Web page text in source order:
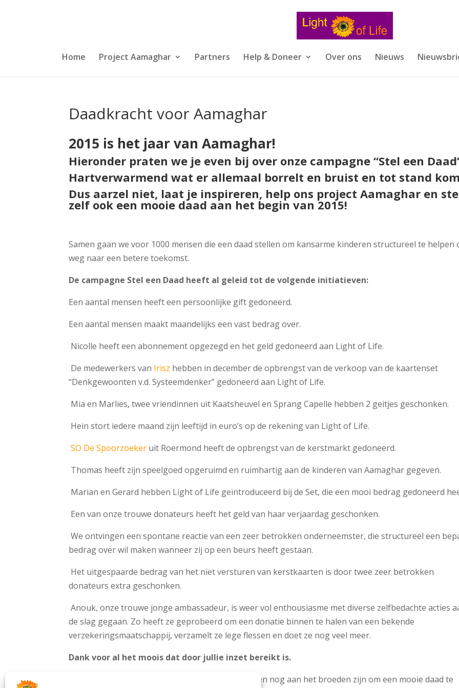
Home Project Aamaghar Partners Help & Doneer Over ons Nieuws
Daadkracht voor Aamaghar
2015 is het jaar van Aamaghar!
Hieronder praten we je even bij over onze campagne “Stel een
Hartverwarmend wat er allemaal borrelt en bruist en tot stand
Dus aarzel niet, laat je inspireren, help ons project Aamaghar en
zelf ook een mooie daad aan het begin van 2015!
Samen gaan we voor 1000 mensen die een daad stellen om kansarme kinderen structureel te helpen
weg naar een betere toekomst.
De campagne Stel een Daad heeft al geleid tot de volgende initiatieven:
Een aantal mensen heeft een persoonlijke gift gedoneerd.
Een aantal mensen maakt maandelijks een vast bedrag over.
Nicolle heeft een abonnement opgezegd en het geld gedoneerd aan Light of Life.
De medewerkers van Irisz hebben in december de opbrengst van de verkoop van de kaartenset
“Denkgewoonten v.d. Systeemdenker” gedoneerd aan Light of Life.
Mia en Marlies, twee vriendinnen uit Kaatsheuvel en Sprang Capelle hebben 2 geitjes geschonken.
Hein stort iedere maand zijn leeftijd in euro’s op de rekening van Light of Life.
SO De Spoorzoeker uit Roermond heeft de opbrengst van de kerstmarkt gedoneerd.
Thomas heeft zijn speelgoed opgeruimd en ruimhartig aan de kinderen van Aamaghar gegeven.
Marian en Gerard hebben Light of Life geïntroduceerd bij de Set, die een mooi bedrag gedoneerd
Een van onze trouwe donateurs heeft het geld van haar verjaardag geschonken.
We ontvingen een spontane reactie van een zeer betrokken onderneemster, die structureel een
bedrag over wil maken wanneer zij op een beurs heeft gestaan.
Het uitgespaarde bedrag van het niet versturen van kerstkaarten is door twee zeer betrokken
donateurs extra geschonken.
Anouk, onze trouwe jonge ambassadeur, is weer vol enthousiasme met diverse zelfbedachte acties
de slag gegaan. Zo heeft ze geprobeerd om een donatie binnen te halen van een bekende
verzekeringsmaatschappij, verzamelt ze lege flessen en doet ze nog veel meer.
Dank voor al het moois dat door jullie inzet bereikt is.
Ook horen we van verschillende kanten dat mensen nog aan het broeden zijn om een mooie daad te